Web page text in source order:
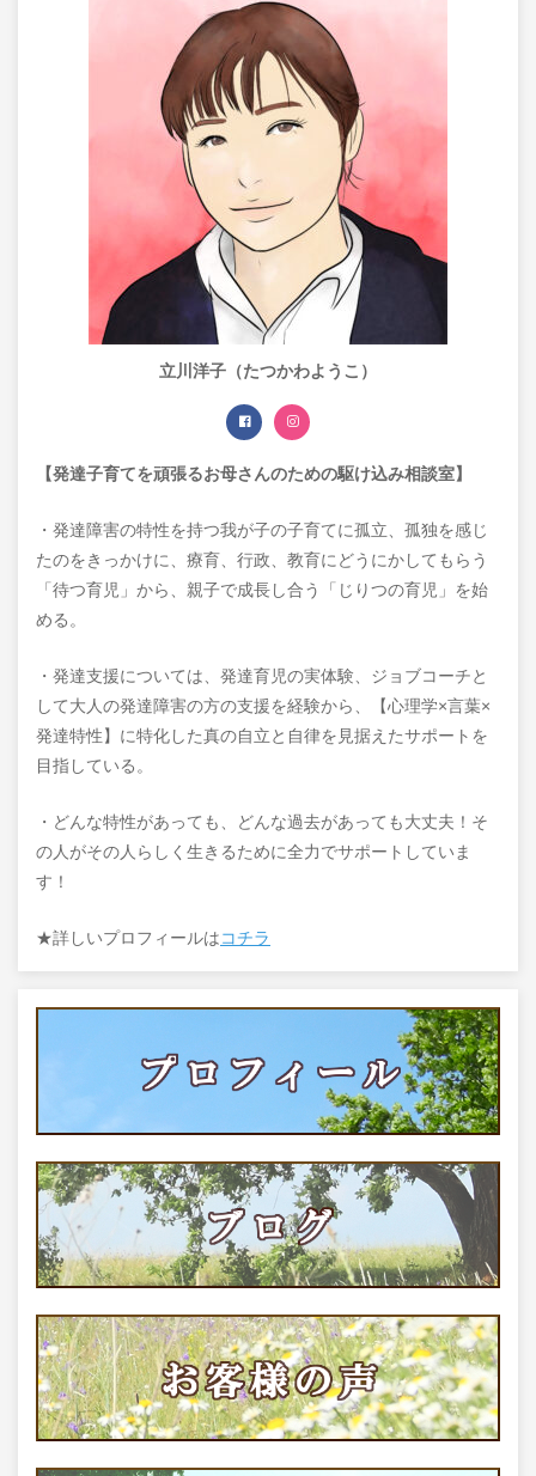
立川洋子（たつかわようこ）
【発達子育てを頑張るお母さんのための駆け込み相談室】
・発達障害の特性を持つ我が子の子育てに孤立、孤独を感じ
たのをきっかけに、療育、行政、教育にどうにかしてもらう
「待つ育児」から、親子で成長し合う「じりつの育児」を始
める。
・発達支援については、発達育児の実体験、ジョブコーチと
して大人の発達障害の方の支援を経験から、【心理学×言葉×
発達特性】に特化した真の自立と自律を見据えたサポートを
目指している。
・どんな特性があっても、どんな過去があっても大丈夫！そ
の人がその人らしく生きるために全力でサポートしていま
す！
★詳しいプロフィールはコチラ